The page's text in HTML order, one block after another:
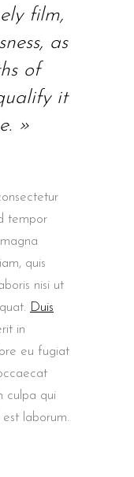
film,
as
of
it
»
tempor
quis
nisi ut
Duis
in
eu fugiat
culpa qui
laborum.